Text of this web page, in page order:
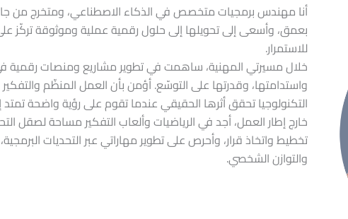
أنا مهندس برمجيات متخصص في الذكاء الاصطناعي، ومتخرج
بعمق، وأسعى إلى تحويلها إلى حلول رقمية عملية وموثوقة تركّز
للاستمرار.
خلال مسيرتي المهنية، ساهمت في تطوير مشاريع ومنصات رقمية
واستدامتها، وقدرتها على التوسّع. أؤمن بأن العمل المنظّم
التكنولوجيا تحقق أثرها الحقيقي عندما تقوم على رؤية واضحة
خارج إطار العمل، أجد في الرياضيات وألعاب التفكير مساحة لصقل
تخطيط واتخاذ قرار، وأحرص على تطوير مهاراتي عبر التحديات
والتوازن الشخصي.